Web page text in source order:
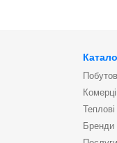
за низькою ціною
кондиціонер, досить
Бренди